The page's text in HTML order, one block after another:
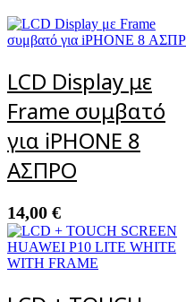
LCD Display με
Frame συμβατό
για iPHONE 8
ΑΣΠΡΟ
14,00 €